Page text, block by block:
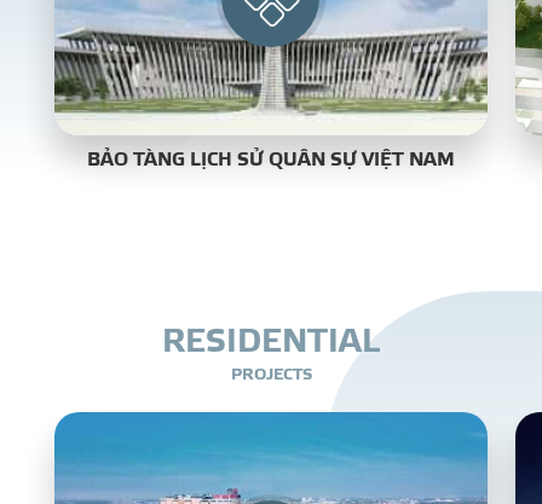
BẢO TÀNG LỊCH SỬ QUÂN SỰ VIỆT NAM
RESIDENTIAL
PROJECTS